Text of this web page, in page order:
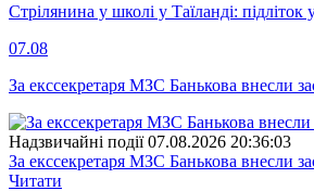
Стрілянина у школі у Таїланді:
07.08
За екссекретаря МЗС Банькова внесли
Надзвичайні події 07.08.2026 20:36:03
За екссекретаря МЗС Банькова внесли
Читати